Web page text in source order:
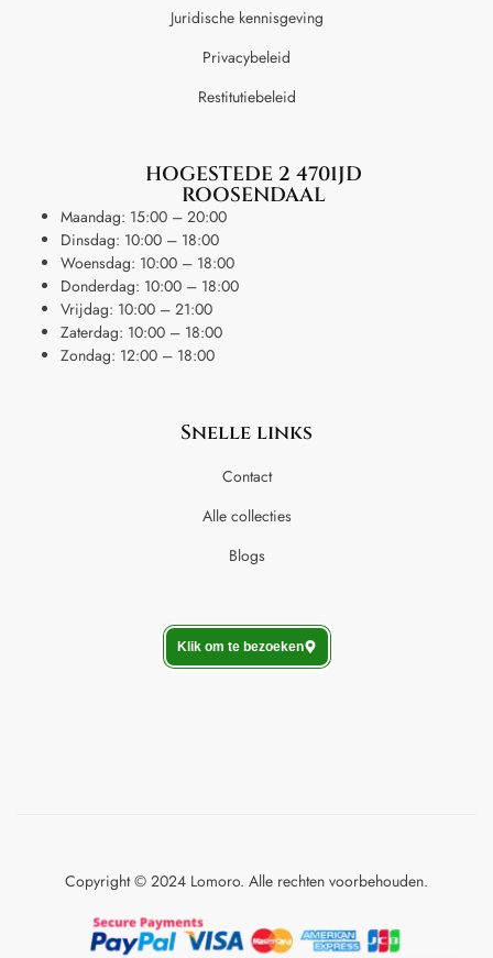
Juridische kennisgeving
Privacybeleid
Restitutiebeleid
HOGESTEDE 2 4701JD
ROOSENDAAL
Maandag: 15:00 – 20:00
Dinsdag: 10:00 – 18:00
Woensdag: 10:00 – 18:00
Donderdag: 10:00 – 18:00
Vrijdag: 10:00 – 21:00
Zaterdag: 10:00 – 18:00
Zondag: 12:00 – 18:00
Snelle links
Contact
Alle collecties
Blogs
Klik om te bezoeken
Copyright © 2024 Lomoro. Alle rechten voorbehouden.